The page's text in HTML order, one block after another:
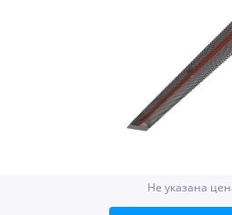
Не указана